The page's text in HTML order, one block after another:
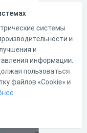
системы
и
и
информации.
пользоваться
файлов «Cookie» и